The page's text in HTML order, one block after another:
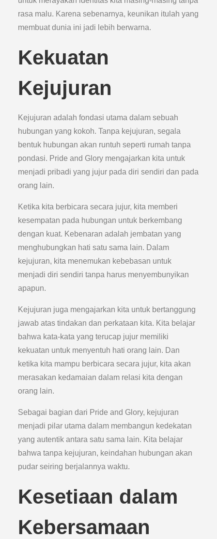
rasa malu. Karena sebenarnya, keunikan itulah yang
membuat dunia ini jadi lebih berwarna.
Kekuatan
Kejujuran
Kejujuran adalah fondasi utama dalam sebuah
hubungan yang kokoh. Tanpa kejujuran, segala
bentuk hubungan akan runtuh seperti rumah tanpa
pondasi. Pride and Glory mengajarkan kita untuk
menjadi pribadi yang jujur pada diri sendiri dan pada
orang lain.
Ketika kita berbicara secara jujur, kita memberi
kesempatan pada hubungan untuk berkembang
dengan kuat. Kebenaran adalah jembatan yang
menghubungkan hati satu sama lain. Dalam
kejujuran, kita menemukan kebebasan untuk
menjadi diri sendiri tanpa harus menyembunyikan
apapun.
Kejujuran juga mengajarkan kita untuk bertanggung
jawab atas tindakan dan perkataan kita. Kita belajar
bahwa kata-kata yang terucap jujur memiliki
kekuatan untuk menyentuh hati orang lain. Dan
ketika kita mampu berbicara secara jujur, kita akan
merasakan kedamaian dalam relasi kita dengan
orang lain.
Sebagai bagian dari Pride and Glory, kejujuran
menjadi pilar utama dalam membangun kedekatan
yang autentik antara satu sama lain. Kita belajar
bahwa tanpa kejujuran, keindahan hubungan akan
pudar seiring berjalannya waktu.
Kesetiaan dalam
Kebersamaan